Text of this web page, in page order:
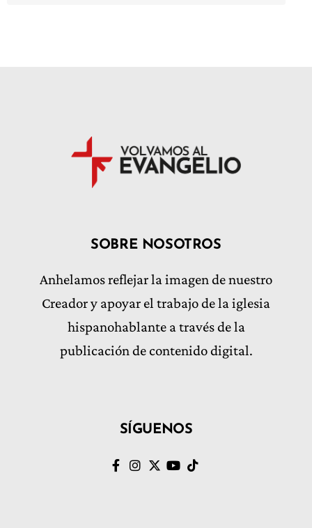
SOBRE NOSOTROS
Anhelamos reflejar la imagen de nuestro
Creador y apoyar el trabajo de la iglesia
hispanohablante a través de la
publicación de contenido digital.
SÍGUENOS